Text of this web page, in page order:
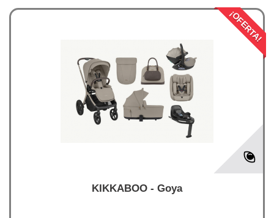
¡OFERTA!
KIKKABOO - Goya